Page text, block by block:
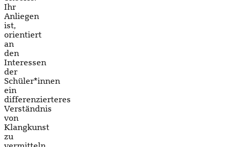
Ihr
Anliegen
ist,
orientiert
an
den
Interessen
der
Schüler*innen
ein
differenzierteres
Verständnis
von
Klangkunst
zu